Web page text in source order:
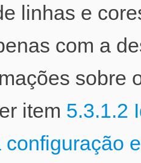
linhas e
com a
sobre
item 5.3.1.2
configuração